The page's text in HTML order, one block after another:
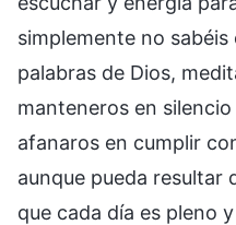
simplemente no
palabras de Dios,
manteneros en
afanaros en cumplir
aunque pueda resultar
que cada día es pleno